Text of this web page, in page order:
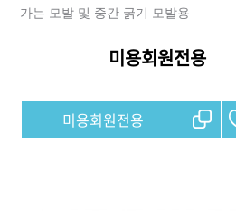
가는 모발 및 중간 굵기 모발용
미용회원전용
미용회원전용